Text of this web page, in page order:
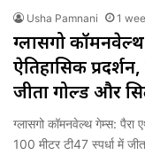
Usha Pamnani 1
ग्लासगो
ऐतिहासिक
जीता गोल्ड और
ग्लासगो कॉमनवेल्थ गेम्स: पैरा
100 मीटर टी47 स्पर्धा में